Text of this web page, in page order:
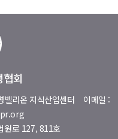
회
벨리온 지식산업센터 이메일 :
원로 127, 811호